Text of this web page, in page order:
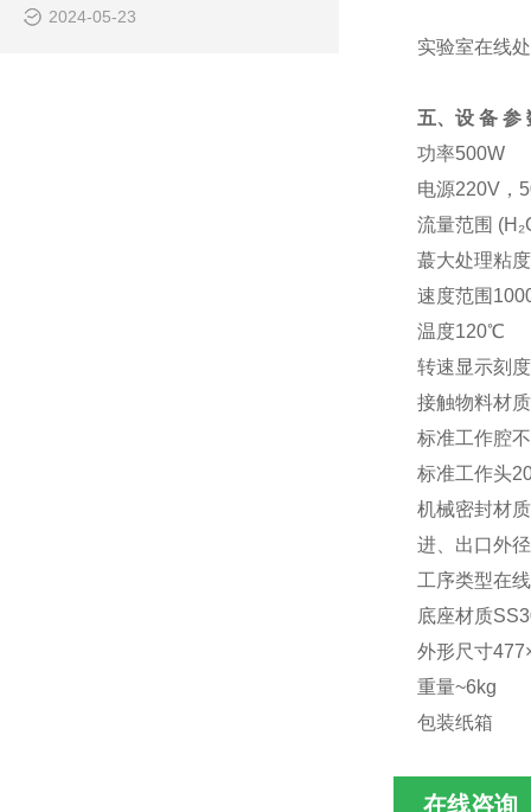
2024-05-23
实验室在线
五、 设 备 参
功率500W
电源220V，
流量范围
蕞大处理粘
速度范围
温度120℃
转速显示刻
接触物料材
标准工作腔
标准工作头
机械密封材
进、出口外
工序类型在
底座材质
外形尺寸
重量~6kg
包装纸箱
在线咨询